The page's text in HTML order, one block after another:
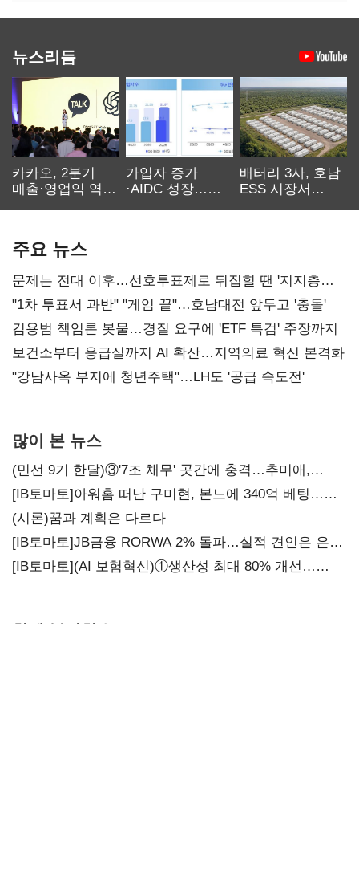
뉴스리듬
카카오, 2분기
매출·영업익 역대
가입자 증가
·AIDC 성장…
배터리 3사, 호남
ESS 시장서
주요 뉴스
문제는 전대 이후…선호투표제로 뒤집힐 땐 '지지층
불복'
"1차 투표서 과반" "게임 끝"…호남대전 앞두고 '충돌'
김용범 책임론 봇물…경질 요구에 'ETF 특검' 주장까지
보건소부터 응급실까지 AI 확산…지역의료 혁신 본격화
"강남사옥 부지에 청년주택"…LH도 '공급 속도전'
많이 본 뉴스
(민선 9기 한달)③'7조 채무' 곳간에 충격…추미애,
20년만에 '비상재정' 선언 승부수
[IB토마토]아워홈 떠난 구미현, 본느에 340억 베팅…
가족 지배체제 구축
(시론)꿈과 계획은 다르다
[IB토마토]JB금융 RORWA 2% 돌파…실적 견인은 은행
아닌 캐피탈
[IB토마토](AI 보험혁신)①생산성 최대 80% 개선…
함께 볼만한 뉴스